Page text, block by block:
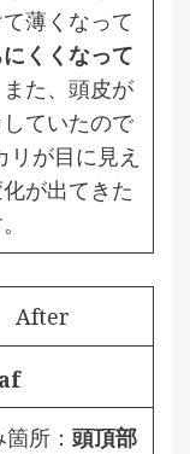
薄くなって
くくなって
た、頭皮が
ていたので
が目に見え
が出てきた
After
所： 頭頂部